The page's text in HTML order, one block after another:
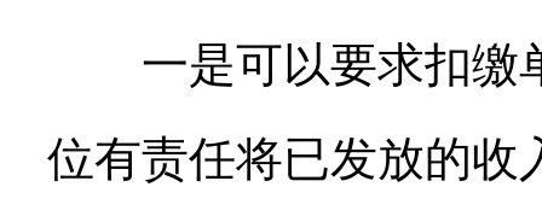
一是可以要求扣缴
位有责任将已发放的收